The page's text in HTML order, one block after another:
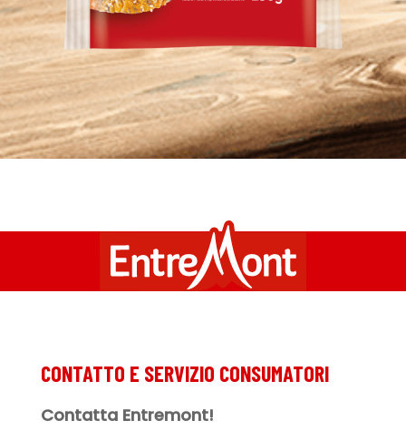
CONTATTO E SERVIZIO CONSUMATORI
Contatta Entremont!